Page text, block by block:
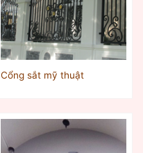
Cổng sắt mỹ thuật